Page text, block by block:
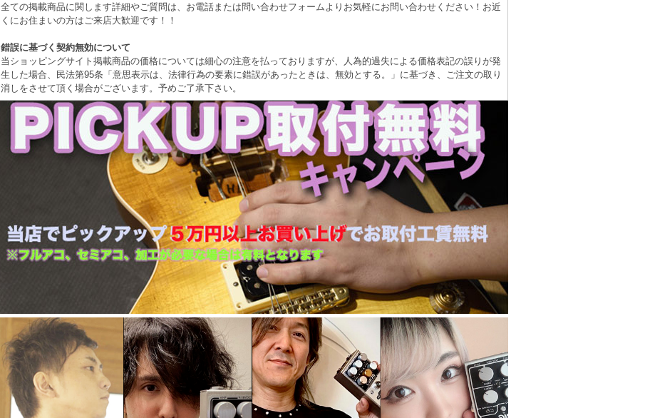
全ての掲載商品に関します詳細やご質問は、お電話または問い合わせフォームよりお気軽にお問い合わせください！お近
くにお住まいの方はご来店大歓迎です！！
錯誤に基づく契約無効について
当ショッピングサイト掲載商品の価格については細心の注意を払っておりますが、人為的過失による価格表記の誤りが発
生した場合、民法第95条「意思表示は、法律行為の要素に錯誤があったときは、無効とする。」に基づき、ご注文の取り
消しをさせて頂く場合がございます。予めご了承下さい。